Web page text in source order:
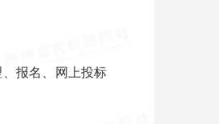
报名、网上投标